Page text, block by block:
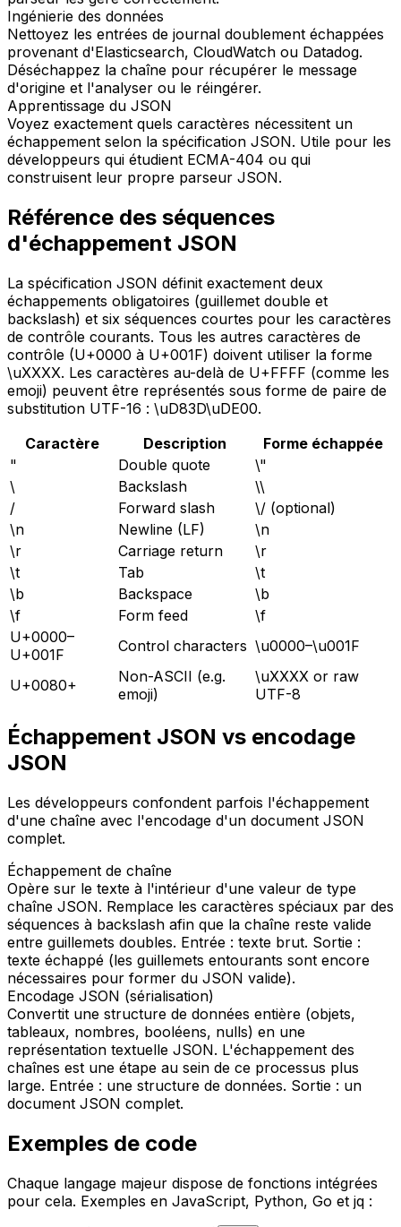
Ingénierie des données
Nettoyez les entrées de journal doublement échappées
provenant d'Elasticsearch, CloudWatch ou Datadog.
Déséchappez la chaîne pour récupérer le message
d'origine et l'analyser ou le réingérer.
Apprentissage du JSON
Voyez exactement quels caractères nécessitent un
échappement selon la spécification JSON. Utile pour les
développeurs qui étudient ECMA-404 ou qui
construisent leur propre parseur JSON.
Référence des séquences
d'échappement JSON
La spécification JSON définit exactement deux
échappements obligatoires (guillemet double et
backslash) et six séquences courtes pour les caractères
de contrôle courants. Tous les autres caractères de
contrôle (U+0000 à U+001F) doivent utiliser la forme
\uXXXX. Les caractères au-delà de U+FFFF (comme les
emoji) peuvent être représentés sous forme de paire de
substitution UTF-16 : \uD83D\uDE00.
Caractère
Description
Forme échappée
"
Double quote
\"
\
Backslash
\\
/
Forward slash
\/ (optional)
\n
Newline (LF)
\n
\r
Carriage return
\r
\t
Tab
\t
\b
Backspace
\b
\f
Form feed
\f
U+0000–
U+001F
Control characters \u0000–\u001F
U+0080+
Non-ASCII (e.g.
emoji)
\uXXXX or raw
UTF-8
Échappement JSON vs encodage
JSON
Les développeurs confondent parfois l'échappement
d'une chaîne avec l'encodage d'un document JSON
complet.
Échappement de chaîne
Opère sur le texte à l'intérieur d'une valeur de type
chaîne JSON. Remplace les caractères spéciaux par des
séquences à backslash afin que la chaîne reste valide
entre guillemets doubles. Entrée : texte brut. Sortie :
texte échappé (les guillemets entourants sont encore
nécessaires pour former du JSON valide).
Encodage JSON (sérialisation)
Convertit une structure de données entière (objets,
tableaux, nombres, booléens, nulls) en une
représentation textuelle JSON. L'échappement des
chaînes est une étape au sein de ce processus plus
large. Entrée : une structure de données. Sortie : un
document JSON complet.
Exemples de code
Chaque langage majeur dispose de fonctions intégrées
pour cela. Exemples en JavaScript, Python, Go et jq :